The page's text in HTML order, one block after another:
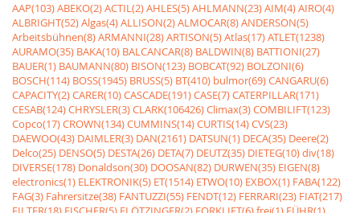
AAP(103)ABEKO(2)ACTIL(2)AHLES(5)AHLMANN(23)AIM(4)AIRO(4)
ALBRIGHT(52)Algas(4)ALLISON(2)ALMOCAR(8)ANDERSON(5)
Arbeitsbühnen(8)ARMANNI(28)ARTISON(5)Atlas(17)ATLET(1238)
AURAMO(35) BAKA(10) BALCANCAR(8) BALDWIN(8) BATTIONI(27)
BAUER(1) BAUMANN(80) BISON(123) BOBCAT(92) BOLZONI(6)
BOSCH(114) BOSS(1945) BRUSS(5) BT(410) bulmor(69)CANGARU(6)
CAPACITY(2)CARER(10)CASCADE(191)CASE(7)CATERPILLAR(171)
CESAB(124)CHRYSLER(3)CLARK(106426)Climax(3)COMBILIFT(123)
Copco(17)CROWN(134)CUMMINS(14)CURTIS(14)CVS(23)
DAEWOO(43) DAIMLER(3) DAN(2161) DATSUN(1) DECA(35) Deere(2)
Delco(25) DENSO(5) DESTA(26) DETA(7) DEUTZ(35) DIETEG(10)div(18)
DIVERSE(178) Donaldson(30) DOOSAN(82) DURWEN(35) EIGEN(8)
electronics(1) ELEKTRONIK(5) ET(1514) ETWO(10) EXBOX(1) FABA(122)
FAG(3) Fahrersitze(38) FANTUZZI(55) FENDT(12) FERRARI(23) FIAT(217)